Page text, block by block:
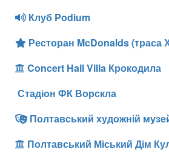
Клуб Podium
Ресторан McDonalds (траса
Concert Hall Villa Крокодила
Стадіон ФК Ворскла
Полтавський художній
Полтавський Міський Дім